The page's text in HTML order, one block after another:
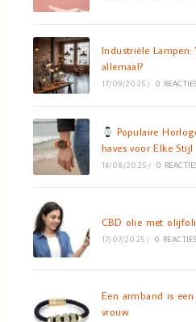
Industriële
allemaal?
17/09/2025 / 0
Populaire
haves voor Elke Stijl
14/08/2025 / 0
CBD olie met
17/07/2025 / 0 REACTIES
Een armband is
vrouw